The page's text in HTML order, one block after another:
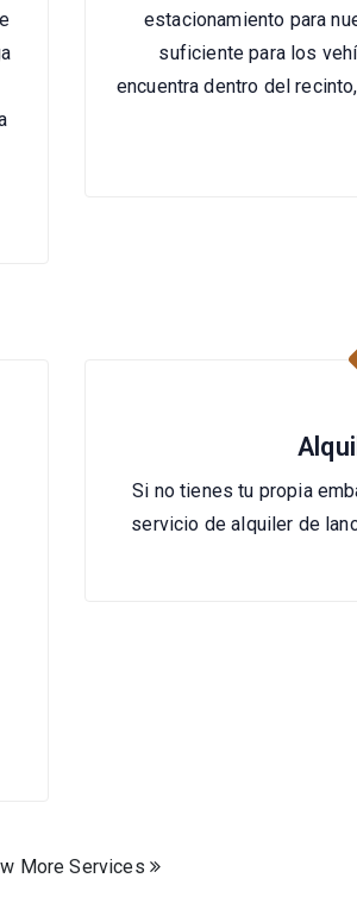
estacionamiento para
suficiente para los
encuentra dentro del
Si no tienes tu propia
servicio de alquiler de
More Services